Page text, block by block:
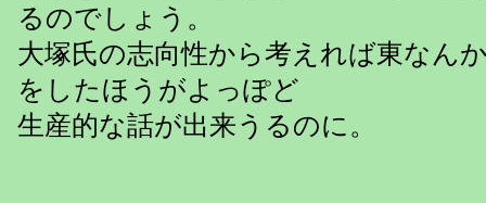
るのでしょう。
大塚氏の志向性から考えれば東なん
をしたほうがよっぽど
生産的な話が出来うるのに。